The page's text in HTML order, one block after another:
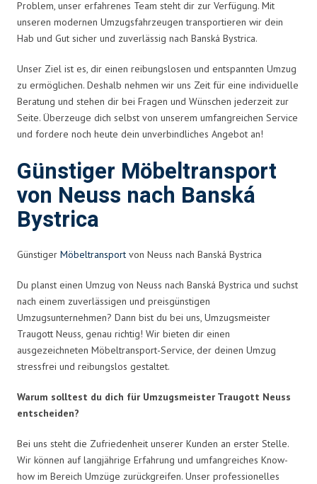
Problem, unser erfahrenes Team steht dir zur Verfügung. Mit
unseren modernen Umzugsfahrzeugen transportieren wir dein
Hab und Gut sicher und zuverlässig nach Banská Bystrica.
Unser Ziel ist es, dir einen reibungslosen und entspannten Umzug
zu ermöglichen. Deshalb nehmen wir uns Zeit für eine individuelle
Beratung und stehen dir bei Fragen und Wünschen jederzeit zur
Seite. Überzeuge dich selbst von unserem umfangreichen Service
und fordere noch heute dein unverbindliches Angebot an!
Günstiger Möbeltransport
von Neuss nach Banská
Bystrica
Günstiger Möbeltransport von Neuss nach Banská Bystrica
Du planst einen Umzug von Neuss nach Banská Bystrica und suchst
nach einem zuverlässigen und preisgünstigen
Umzugsunternehmen? Dann bist du bei uns, Umzugsmeister
Traugott Neuss, genau richtig! Wir bieten dir einen
ausgezeichneten Möbeltransport-Service, der deinen Umzug
stressfrei und reibungslos gestaltet.
Warum solltest du dich für Umzugsmeister Traugott Neuss
entscheiden?
Bei uns steht die Zufriedenheit unserer Kunden an erster Stelle.
Wir können auf langjährige Erfahrung und umfangreiches Know-
how im Bereich Umzüge zurückgreifen. Unser professionelles